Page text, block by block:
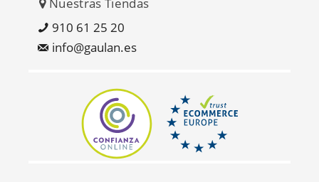
Grasscloth Volume II
VG4402
Nuestras Tiendas
910 61 25 20
info@gaulan.es